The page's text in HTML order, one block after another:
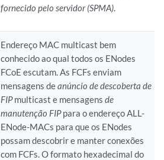
fornecido pelo servidor (SPMA).
Endereço MAC multicast bem
conhecido ao qual todos os ENodes
FCoE escutam. As FCFs enviam
mensagens deanúncio de descoberta de
FIPmulticast e mensagensde
manutenção FIPpara o endereço ALL-
ENode-MACs para que os ENodes
possam descobrir e manter conexões
com FCFs. O formato hexadecimal do